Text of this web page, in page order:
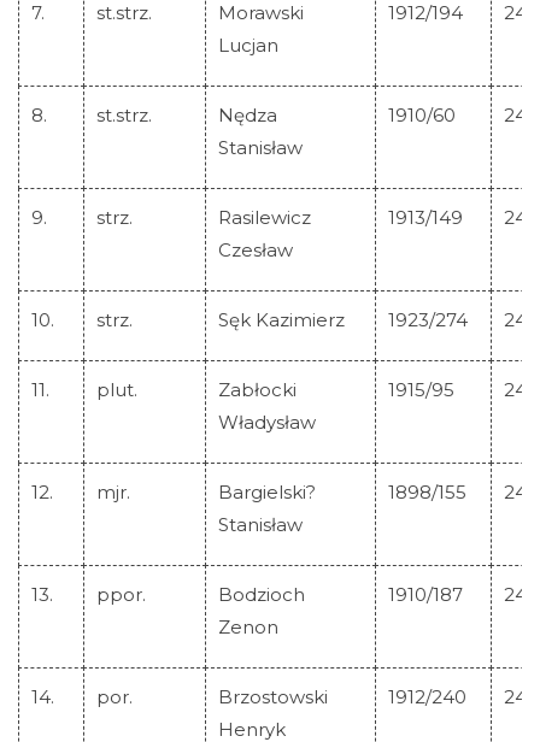
Strona główna
Historia Krzyża
Lista Krzyży M.C.
Aktualności
Szukaj
7. st.strz.
Morawski
Lucjan
1912/194
8. st.strz.
Nędza
Stanisław
1910/60
9. strz.
Rasilewicz
Czesław
1913/149
10. strz. Sęk Kazimierz 1923/274
11. plut.
Zabłocki
Władysław
1915/95
12. mjr.
Bargielski?
Stanisław
1898/155
13. ppor.
Bodzioch
Zenon
1910/187
14. por.
Brzostowski
Henryk
1912/240